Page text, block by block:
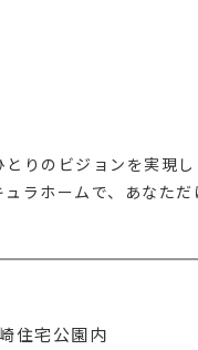
りのビジョンを実現
ラホームで、あなた
住宅公園内